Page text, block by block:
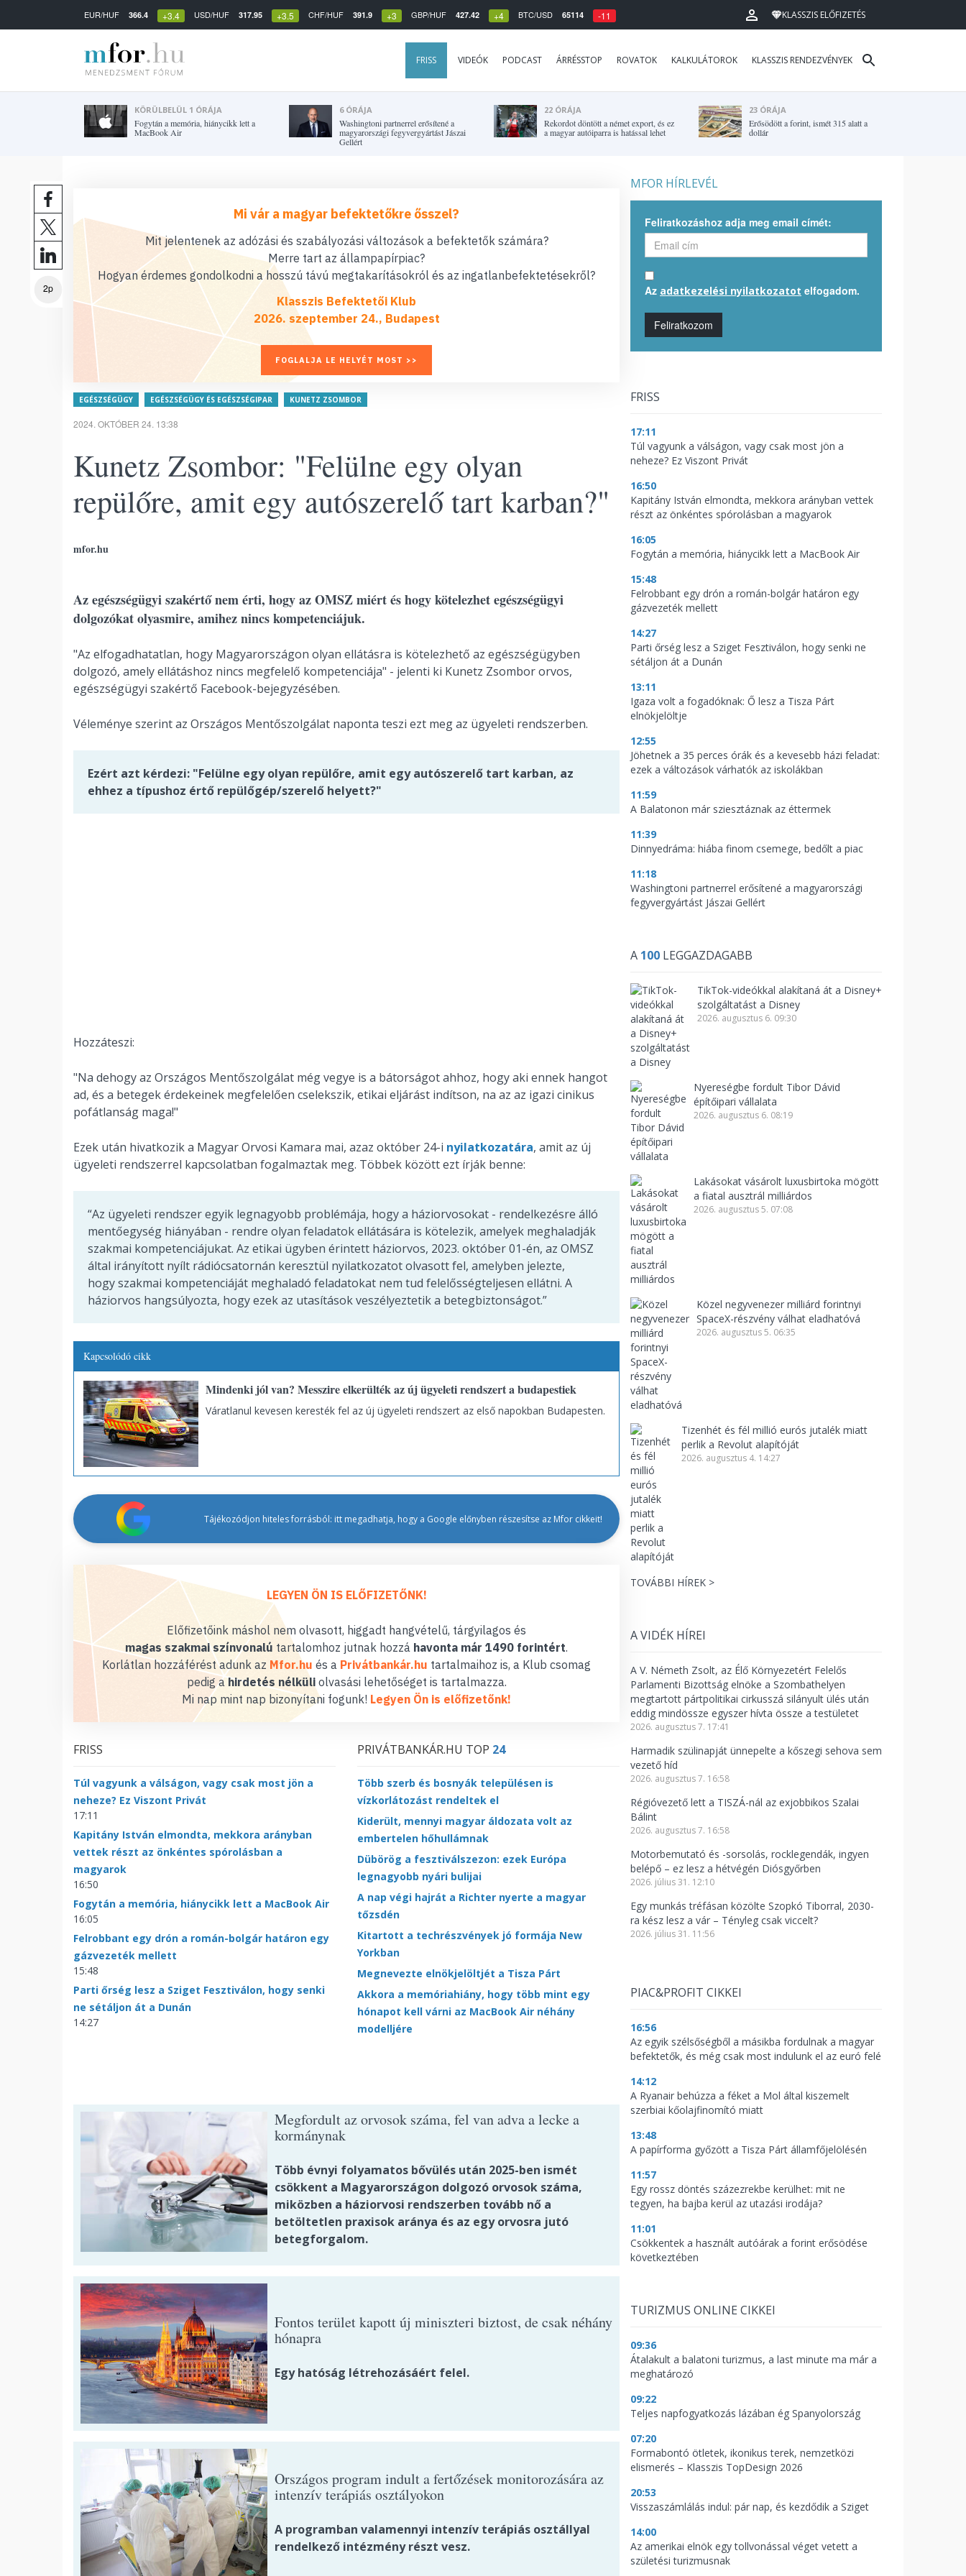
EUR/HUF 366.4 +3.4 USD/HUF 317.95 +3.5 CHF/HUF 391.9 +3 GBP/HUF 427.42 +4 BTC/USD 65114 -11 KLASSZIS ELŐFIZETÉS
FRISS VIDEÓK PODCAST ÁRRÉSSTOP ROVATOK KALKULÁTOROK KLASSZIS RENDEZVÉNYEK
KÖRÜLBELÜL 1 ÓRÁJA
Fogytán a memória, hiánycikk lett a
MacBook Air
6 ÓRÁJA
Washingtoni partnerrel erősítené a
magyarországi fegyvergyártást Jászai
Gellért
22 ÓRÁJA
Rekordot döntött a német export, és ez
a magyar autóiparra is hatással lehet
23 ÓRÁJA
Erősödött a forint, ismét 315 alatt a
dollár
2p
Mi vár a magyar befektetőkre ősszel?
Mit jelentenek az adózási és szabályozási változások a befektetők számára?
Merre tart az állampapírpiac?
Hogyan érdemes gondolkodni a hosszú távú megtakarításokról és az ingatlanbefektetésekről?
Klasszis Befektetői Klub
2026. szeptember 24., Budapest
FOGLALJA LE HELYÉT MOST >>
EGÉSZSÉGÜGY EGÉSZSÉGÜGY ÉS EGÉSZSÉGIPAR KUNETZ ZSOMBOR
2024. OKTÓBER 24. 13:38
Kunetz Zsombor: "Felülne egy olyan
repülőre, amit egy autószerelő tart karban?"
mfor.hu
Az egészségügyi szakértő nem érti, hogy az OMSZ miért és hogy kötelezhet egészségügyi
dolgozókat olyasmire, amihez nincs kompetenciájuk.
"Az elfogadhatatlan, hogy Magyarországon olyan ellátásra is kötelezhető az egészségügyben
dolgozó, amely ellátáshoz nincs megfelelő kompetenciája" - jelenti ki Kunetz Zsombor orvos,
egészségügyi szakértő Facebook-bejegyzésében.
Véleménye szerint az Országos Mentőszolgálat naponta teszi ezt meg az ügyeleti rendszerben.
Ezért azt kérdezi: "Felülne egy olyan repülőre, amit egy autószerelő tart karban, az
ehhez a típushoz értő repülőgép/szerelő helyett?"
Hozzáteszi:
"Na dehogy az Országos Mentőszolgálat még vegye is a bátorságot ahhoz, hogy aki ennek hangot
ad, és a betegek érdekeinek megfelelően cselekszik, etikai eljárást indítson, na az az igazi cinikus
pofátlanság maga!"
Ezek után hivatkozik a Magyar Orvosi Kamara mai, azaz október 24-i nyilatkozatára, amit az új
ügyeleti rendszerrel kapcsolatban fogalmaztak meg. Többek között ezt írják benne:
“Az ügyeleti rendszer egyik legnagyobb problémája, hogy a háziorvosokat - rendelkezésre álló
mentőegység hiányában - rendre olyan feladatok ellátására is kötelezik, amelyek meghaladják
szakmai kompetenciájukat. Az etikai ügyben érintett háziorvos, 2023. október 01-én, az OMSZ
által irányított nyílt rádiócsatornán keresztül nyilatkozatot olvasott fel, amelyben jelezte,
hogy szakmai kompetenciáját meghaladó feladatokat nem tud felelősségteljesen ellátni. A
háziorvos hangsúlyozta, hogy ezek az utasítások veszélyeztetik a betegbiztonságot.”
Kapcsolódó cikk
Mindenki jól van? Messzire elkerülték az új ügyeleti rendszert a budapestiek
Váratlanul kevesen keresték fel az új ügyeleti rendszert az első napokban Budapesten.
Tájékozódjon hiteles forrásból: itt megadhatja, hogy a Google előnyben részesítse az Mfor cikkeit!
LEGYEN ÖN IS ELŐFIZETŐNK!
Előfizetőink máshol nem olvasott, higgadt hangvételű, tárgyilagos és
magas szakmai színvonalú tartalomhoz jutnak hozzá havonta már 1490 forintért.
Korlátlan hozzáférést adunk az Mfor.hu és a Privátbankár.hu tartalmaihoz is, a Klub csomag
pedig ahirdetés nélküliolvasási lehetőséget is tartalmazza.
Mi nap mint nap bizonyítani fogunk! Legyen Ön is előfizetőnk!
FRISS
Túl vagyunk a válságon, vagy csak most jön a
neheze? Ez Viszont Privát
17:11
Kapitány István elmondta, mekkora arányban
vettek részt az önkéntes spórolásban a
magyarok
16:50
Fogytán a memória, hiánycikk lett a MacBook Air
16:05
Felrobbant egy drón a román-bolgár határon egy
gázvezeték mellett
15:48
Parti őrség lesz a Sziget Fesztiválon, hogy senki
ne sétáljon át a Dunán
14:27
PRIVÁTBANKÁR.HU TOP 24
Több szerb és bosnyák településen is
vízkorlátozást rendeltek el
Kiderült, mennyi magyar áldozata volt az
embertelen hőhullámnak
Dübörög a fesztiválszezon: ezek Európa
legnagyobb nyári bulijai
A nap végi hajrát a Richter nyerte a magyar
tőzsdén
Kitartott a techrészvények jó formája New
Yorkban
Megnevezte elnökjelöltjét a Tisza Párt
Akkora a memóriahiány, hogy több mint egy
hónapot kell várni az MacBook Air néhány
modelljére
Megfordult az orvosok száma, fel van adva a lecke a
kormánynak
Több évnyi folyamatos bővülés után 2025-ben ismét
csökkent a Magyarországon dolgozó orvosok száma,
miközben a háziorvosi rendszerben tovább nő a
betöltetlen praxisok aránya és az egy orvosra jutó
betegforgalom.
Fontos terület kapott új miniszteri biztost, de csak néhány
hónapra
Egy hatóság létrehozásáért felel.
Országos program indult a fertőzések monitorozására az
intenzív terápiás osztályokon
A programban valamennyi intenzív terápiás osztállyal
rendelkező intézmény részt vesz.
MFOR HÍRLEVÉL
Feliratkozáshoz adja meg email címét:
Az adatkezelési nyilatkozatot elfogadom.
Feliratkozom
FRISS
17:11
Túl vagyunk a válságon, vagy csak most jön a
neheze? Ez Viszont Privát
16:50
Kapitány István elmondta, mekkora arányban vettek
részt az önkéntes spórolásban a magyarok
16:05
Fogytán a memória, hiánycikk lett a MacBook Air
15:48
Felrobbant egy drón a román-bolgár határon egy
gázvezeték mellett
14:27
Parti őrség lesz a Sziget Fesztiválon, hogy senki ne
sétáljon át a Dunán
13:11
Igaza volt a fogadóknak: Ő lesz a Tisza Párt
elnökjelöltje
12:55
Jöhetnek a 35 perces órák és a kevesebb házi feladat:
ezek a változások várhatók az iskolákban
11:59
A Balatonon már sziesztáznak az éttermek
11:39
Dinnyedráma: hiába finom csemege, bedőlt a piac
11:18
Washingtoni partnerrel erősítené a magyarországi
fegyvergyártást Jászai Gellért
A 100 LEGGAZDAGABB
TikTok-videókkal alakítaná át a Disney+
szolgáltatást a Disney
2026. augusztus 6. 09:30
Nyereségbe fordult Tibor Dávid
építőipari vállalata
2026. augusztus 6. 08:19
Lakásokat vásárolt luxusbirtoka mögött
a fiatal ausztrál milliárdos
2026. augusztus 5. 07:08
Közel negyvenezer milliárd forintnyi
SpaceX-részvény válhat eladhatóvá
2026. augusztus 5. 06:35
Tizenhét és fél millió eurós jutalék miatt
perlik a Revolut alapítóját
2026. augusztus 4. 14:27
TOVÁBBI HÍREK >
A VIDÉK HÍREI
A V. Németh Zsolt, az Élő Környezetért Felelős
Parlamenti Bizottság elnöke a Szombathelyen
megtartott pártpolitikai cirkusszá silányult ülés után
eddig mindössze egyszer hívta össze a testületet
2026. augusztus 7. 17:41
Harmadik szülinapját ünnepelte a kőszegi sehova sem
vezető híd
2026. augusztus 7. 16:58
Régióvezető lett a TISZÁ-nál az exjobbikos Szalai
Bálint
2026. augusztus 7. 16:58
Motorbemutató és -sorsolás, rocklegendák, ingyen
belépő – ez lesz a hétvégén Diósgyőrben
2026. július 31. 12:10
Egy munkás tréfásan közölte Szopkó Tiborral, 2030-
ra kész lesz a vár – Tényleg csak viccelt?
2026. július 31. 11:56
PIAC&PROFIT CIKKEI
16:56
Az egyik szélsőségből a másikba fordulnak a magyar
befektetők, és még csak most indulunk el az euró felé
14:12
A Ryanair behúzza a féket a Mol által kiszemelt
szerbiai kőolajfinomító miatt
13:48
A papírforma győzött a Tisza Párt államfőjelölésén
11:57
Egy rossz döntés százezrekbe kerülhet: mit ne
tegyen, ha bajba kerül az utazási irodája?
11:01
Csökkentek a használt autóárak a forint erősödése
következtében
TURIZMUS ONLINE CIKKEI
09:36
Átalakult a balatoni turizmus, a last minute ma már a
meghatározó
09:22
Teljes napfogyatkozás lázában ég Spanyolország
07:20
Formabontó ötletek, ikonikus terek, nemzetközi
elismerés – Klasszis TopDesign 2026
20:53
Visszaszámlálás indul: pár nap, és kezdődik a Sziget
14:00
Az amerikai elnök egy tollvonással véget vetett a
születési turizmusnak